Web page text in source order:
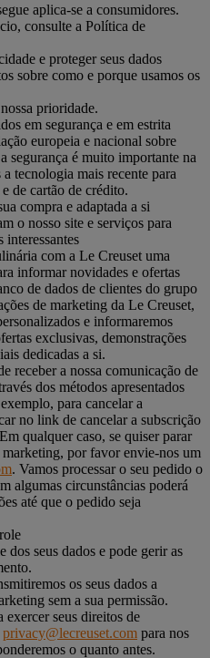
aplica-se a consumidores.
consulte a Política de
e proteger seus dados
sobre como e porque usamos os
prioridade.
em segurança e em estrita
europeia e nacional sobre
segurança é muito importante na
tecnologia mais recente para
de cartão de crédito.
compra e adaptada a si
o nosso site e serviços para
interessantes
com a Le Creuset uma
informar novidades e ofertas
de dados de clientes do grupo
de marketing da Le Creuset,
e informaremos
exclusivas, demonstrações
dedicadas a si.
receber a nossa comunicação de
dos métodos apresentados
para cancelar a
no link de cancelar a subscrição
qualquer caso, se quiser parar
marketing, por favor envie-nos um
. Vamos processar o seu pedido o
algumas circunstâncias poderá
até que o pedido seja
dos seus dados e pode gerir as
os seus dados a
sem a sua permissão.
exercer seus direitos de
privacy@lecreuset.com para nos
o quanto antes.